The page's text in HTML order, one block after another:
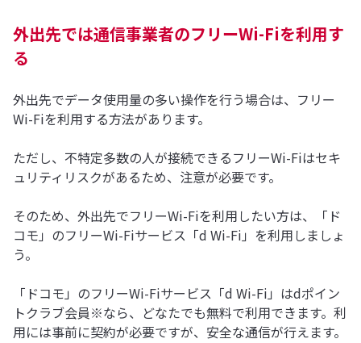
外出先では通信事業者のフリーWi-Fiを利用す
る
外出先でデータ使用量の多い操作を行う場合は、フリー
Wi-Fiを利用する方法があります。
ただし、不特定多数の人が接続できるフリーWi-Fiはセキ
ュリティリスクがあるため、注意が必要です。
そのため、外出先でフリーWi-Fiを利用したい方は、「ド
コモ」のフリーWi-Fiサービス「d Wi-Fi」を利用しましょ
う。
「ドコモ」のフリーWi-Fiサービス「d Wi-Fi」はdポイン
トクラブ会員※なら、どなたでも無料で利用できます。利
用には事前に契約が必要ですが、安全な通信が行えます。